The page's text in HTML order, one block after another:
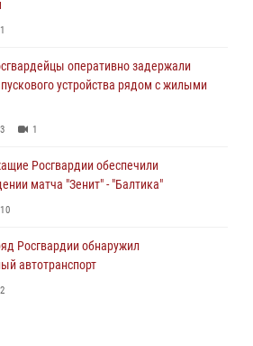
1
оперативно задержали
устройства рядом с жилыми
3 1
Росгвардии обеспечили
матча "Зенит" - "Балтика"
10
Росгвардии обнаружил
автотранспорт
2